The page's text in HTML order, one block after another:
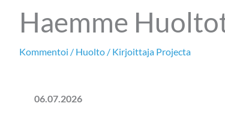
Haemme
Kommentoi / Huolto / Kirjoittaja Projecta
06.07.2026